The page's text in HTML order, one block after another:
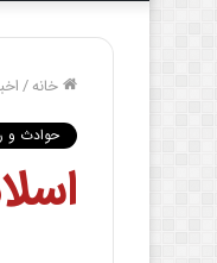
خانه/
حوادث و